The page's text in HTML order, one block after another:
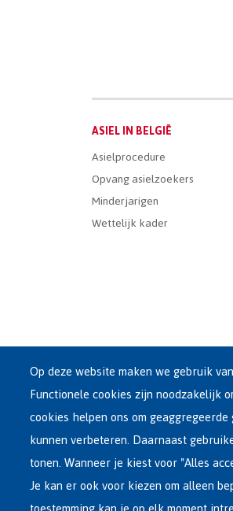
Main
Dutch
Menu
ASIEL IN BELGIË
Asielprocedure
Opvang asielzoekers
Minderjarigen
Wettelijk kader
Hoofdzetel Fedasil
Kartuizersstraat 21 , 1000
Email : info@fedasil.be • T :
Privacy, copyright en
Cookie-instellingen
Op deze website maken we gebruik
Functionele cookies zijn noodzakelijk
cookies helpen ons om
kunnen verbeteren. Daarnaast
tonen. Wanneer je kiest voor "Alles
Je kan er ook voor kiezen om alleen